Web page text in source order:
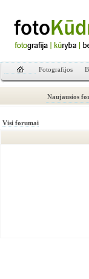
Fotografijos
Naujausios
Visi forumai